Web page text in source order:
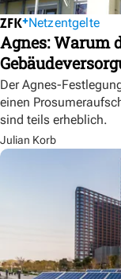
Netzentgelte
Agnes: Warum
Der Agnes-
einen
sind teils erheblich.
Julian Korb